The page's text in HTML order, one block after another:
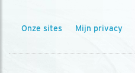
Onze sites Mijn privacy